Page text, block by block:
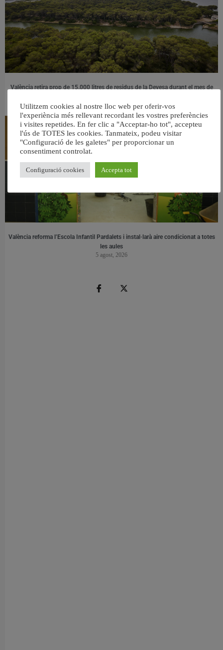
València retira prop de 15.000 litres de residus de la Devesa durant el mes de
6 agost, 2026
València reforma l’Escola Infantil Pardalets i instal·larà aire condicionat a totes
les aules
5 agost, 2026
Utilitzem cookies al nostre lloc web per oferir-vos
l'experiència més rellevant recordant les vostres preferències
i visites repetides. En fer clic a "Acceptar-ho tot", accepteu
l'ús de TOTES les cookies. Tanmateix, podeu visitar
"Configuració de les galetes" per proporcionar un
consentiment controlat.
Configuració cookies Accepta tot